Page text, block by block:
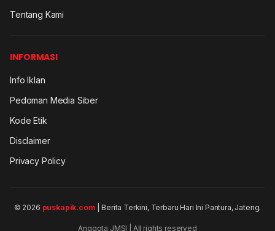
Tentang Kami
INFORMASI
Info Iklan
Pedoman Media Siber
Kode Etik
Disclaimer
Privacy Policy
© 2026 puskapik.com | Berita Terkini, Terbaru Hari Ini Pantura, Jateng.
Anggota JMSI | All rights reserved